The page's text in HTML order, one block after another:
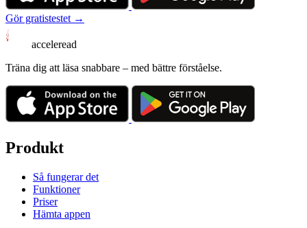
Gör gratistestet →
acceleread
Träna dig att läsa snabbare – med bättre förståelse.
Produkt
Så fungerar det
Funktioner
Priser
Hämta appen